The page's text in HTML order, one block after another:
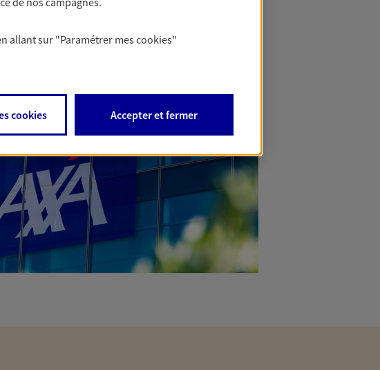
allant sur "Paramétrer mescookies"
cookies Accepter et fermer